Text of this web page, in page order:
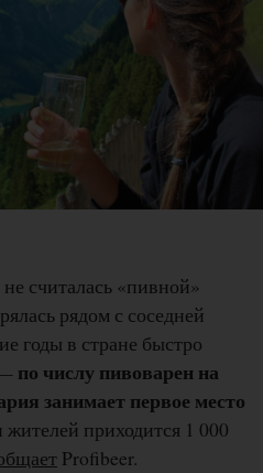
считалась «пивной»
рядом с соседней
годы в стране быстро
по числу пивоварен на
занимает первое место
жителей приходится 1 000
Profibeer.